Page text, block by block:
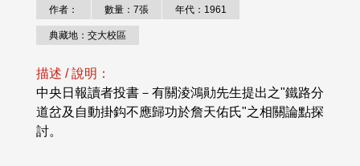
作者： 數量：7張 年代：1961
典藏地：交大校區
描述 / 說明：
中央日報讀者投書－有關淩鴻勛先生提出之"鐵路分
道岔及自動掛鈎不應歸功於詹天佑氏"之相關論點探
討。